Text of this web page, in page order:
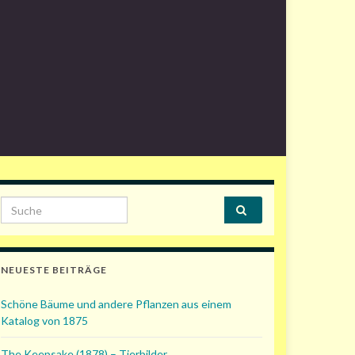
Search for:
NEUESTE BEITRÄGE
Schöne Bäume und andere Pflanzen aus einem
Katalog von 1875